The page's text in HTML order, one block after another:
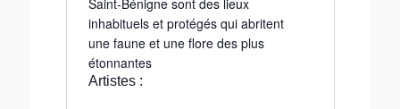
inhabituels et protégés qui abritent
une faune et une flore des plus
étonnantes
Artistes :